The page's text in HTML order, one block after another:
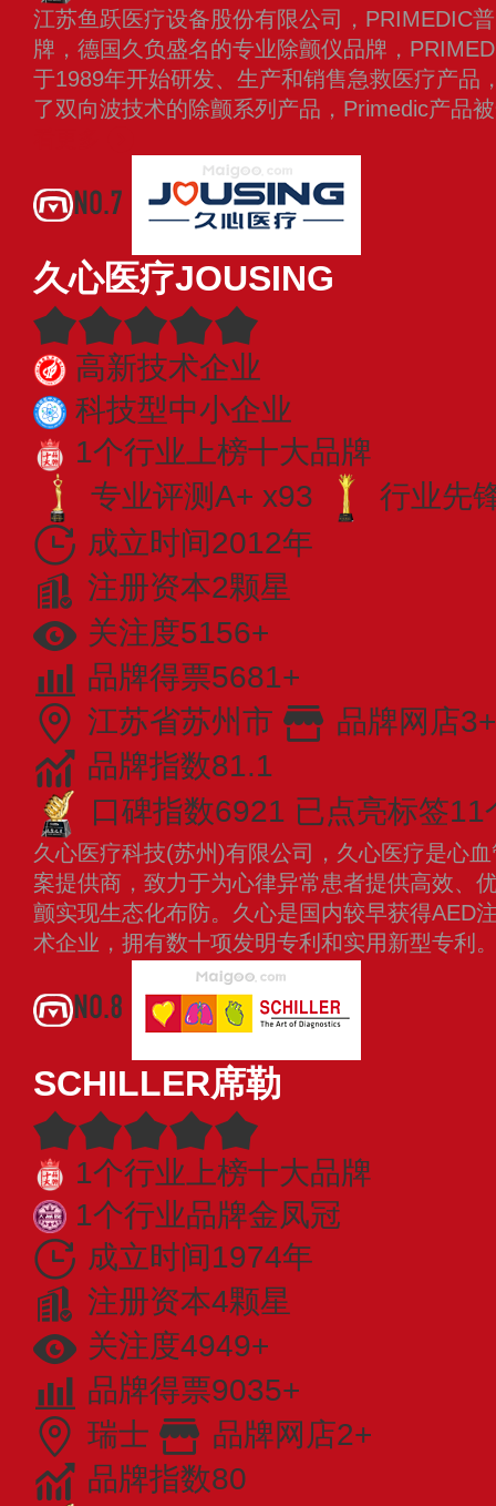
江苏鱼跃医疗设备股份有限公司，PRIMEDIC
牌，德国久负盛名的专业除颤仪品牌，
于1989年开始研发、生产和销售急救医疗产品
了双向波技术的除颤系列产品，Primedic产品
NO.7
久心医疗JOUSING
高新技术企业
科技型中小企业
1个行业上榜十大品牌
专业评测A+ x93
行业先
成立时间2012年
注册资本2颗星
关注度5156+
品牌得票5681+
江苏省苏州市
品牌网店3+
品牌指数81.1
口碑指数6921 已点亮标签11
久心医疗科技(苏州)有限公司，久心医疗是心
案提供商，致力于为心律异常患者提供高效、
颤实现生态化布防。久心是国内较早获得AED
术企业，拥有数十项发明专利和实用新型专利
NO.8
SCHILLER席勒
1个行业上榜十大品牌
1个行业品牌金凤冠
成立时间1974年
注册资本4颗星
关注度4949+
品牌得票9035+
瑞士
品牌网店2+
品牌指数80